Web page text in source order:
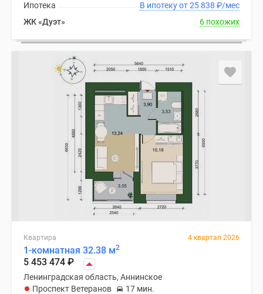
В ипотеку от 25 838 ₽/мес
Ипотека
ЖК «Дуэт»
6 похожих
Квартира 4 квартал 2026
1-комнатная 32.38 м2
5 453 474 ₽
Ленинградская область, Аннинское
Проспект Ветеранов
17 мин.